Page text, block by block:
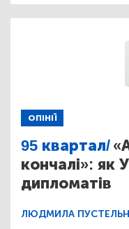
ОПІНІЇ
95 квартал/
кончалі»: як
дипломатів
ЛЮДМИЛА